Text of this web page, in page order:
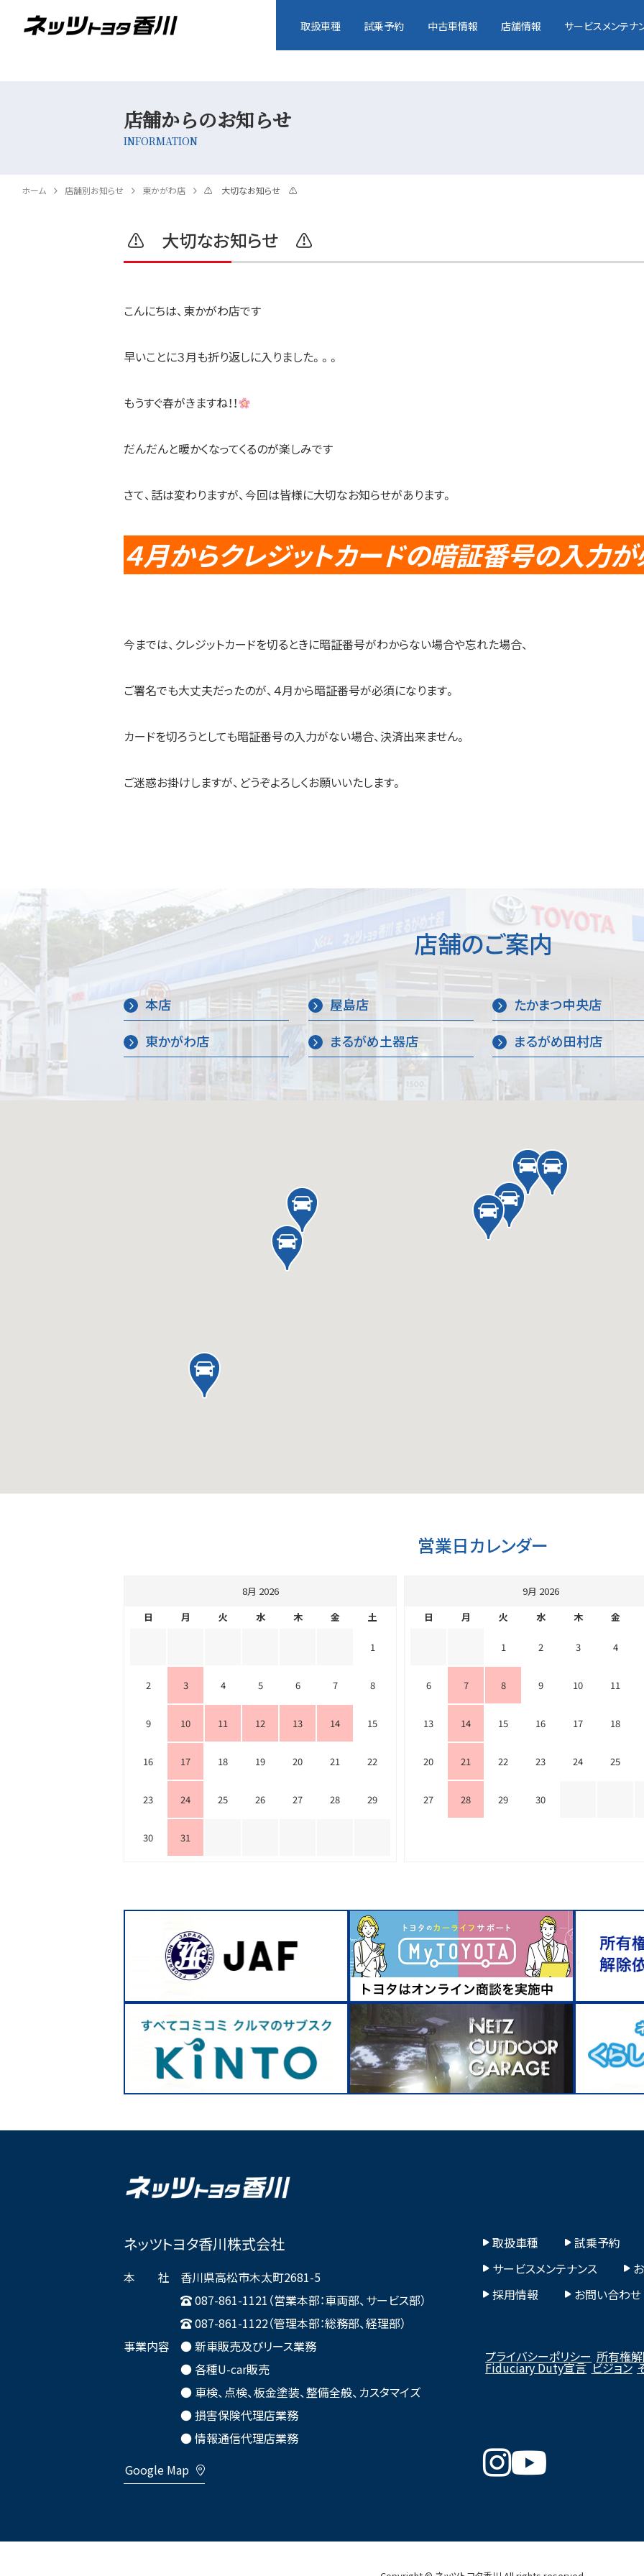
取扱車種 試乗予約 中古車情報 店舗情報 サービスメンテナ
店舗からのお知らせ
INFORMATION
ホーム 店舗別お知らせ 東かがわ店 ⚠ 大切なお知らせ ⚠
⚠ 大切なお知らせ ⚠
こんにちは、東かがわ店です
早いことに３月も折り返しに入りました。。。
もうすぐ春がきますね！！
だんだんと暖かくなってくるのが楽しみです
さて、話は変わりますが、今回は皆様に大切なお知らせがあります。
４月からクレジットカードの暗証番号の入力
今までは、クレジットカードを切るときに暗証番号がわからない場合や忘れた場合、
ご署名でも大丈夫だったのが、４月から暗証番号が必須になります。
カードを切ろうとしても暗証番号の入力がない場合、決済出来ません。
ご迷惑お掛けしますが、どうぞよろしくお願いいたします。
店舗のご案内
本店 屋島店
たかまつ中央店
東かがわ店
まるがめ土器店 まるがめ田村店
営業日カレンダー
8月 2026
日
月 火 水 木 金 土
1
2 3 4 5 6 7 8
9 10 11 12 13 14 15
16 17 18 19 20 21 22
23 24 25 26 27 28 29
30 31
9月 2026
日
月 火 水 木 金
1 2 3 4
6 7 8 9 10 11
13 14 15 16 17 18
20 21 22 23 24 25
27 28 29 30
ネッツトヨタ香川株式会社
本 社
香川県高松市木太町2681-5
087-861-1121（営業本部：車両部、サービス部）
087-861-1122（管理本部：総務部、経理部）
事業内容
● 新車販売及びリース業務
● 各種U-car販売
● 車検、点検、板金塗装、整備全般、カスタマイズ
● 損害保険代理店業務
● 情報通信代理店業務
Google Map
取扱車種
試乗予約
サービスメンテナンス
採用情報
お問い合わせ
プライバシーポリシー 所有権
Fiduciary Duty宣言 ビジョン